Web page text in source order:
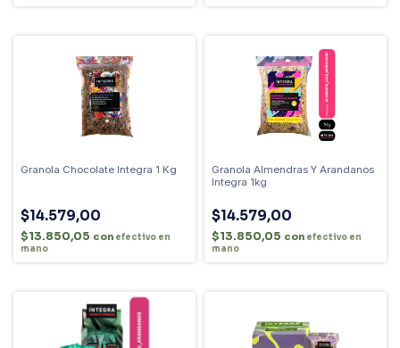
Granola Chocolate Integra 1 Kg
$14.579,00
$13.850,05 con efectivo en
mano
Granola Almendras Y Arandanos
Integra 1kg
$14.579,00
$13.850,05 con efectivo en
mano